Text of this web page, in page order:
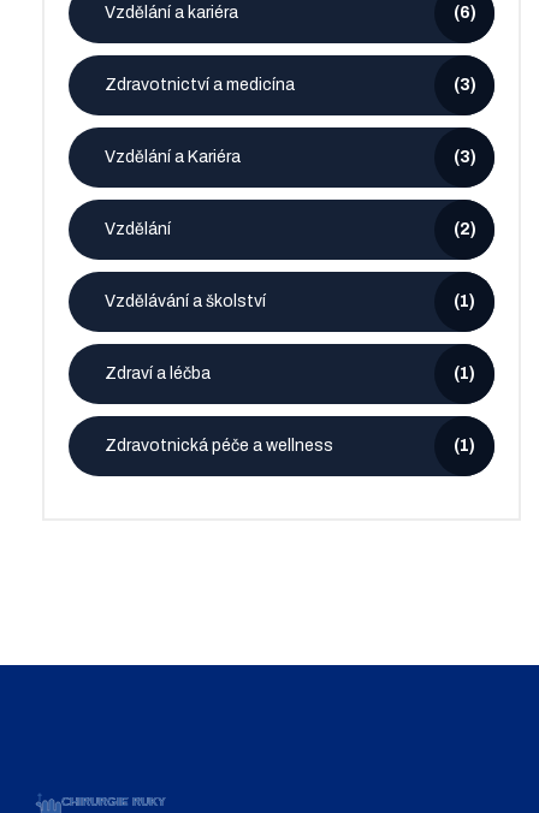
Vzdělání a kariéra (6)
Zdravotnictví a medicína (3)
Vzdělání a Kariéra (3)
Vzdělání (2)
Vzdělávání a školství (1)
Zdraví a léčba (1)
Zdravotnická péče a wellness (1)